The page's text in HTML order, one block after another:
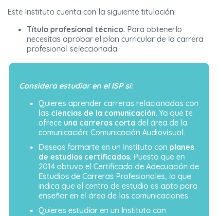
Este Instituto cuenta con la siguiente titulación:
Título profesional técnico. Para obtenerlo
necesitas aprobar el plan curricular de la carrera
profesional seleccionada.
Considera estudiar en el ISP si:
Quieres aprender carreras relacionadas con
las ciencias de la comunicación. Ya que te
ofrece una carreras corta del área de la
comunicación: Comunicación Audiovisual.
Deseas formarte en un Instituto con planes
de estudios certificados. Puesto que en
2014 obtuvo el Certificado de Adecuación de
Estudios de Carreras Profesionales, lo que
indica que el centro de estudio es apto para
enseñar en el área de las comunicaciones.
Quieres estudiar en un Instituto con